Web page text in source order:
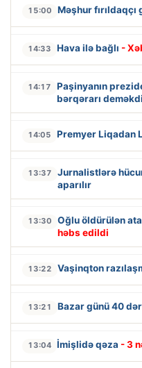
15:00 Məşhur
14:33 Hava ilə bağlı -
14:17
Paşinyanın
bərqərarı
14:05 Premyer Liqadan
13:37
Jurnalistlərə
aparılır
13:30 Oğlu öldürülən
həbs edildi
13:22 Vaşinqton
13:21 Bazar günü 40
13:04 İmişlidə qəza - 3